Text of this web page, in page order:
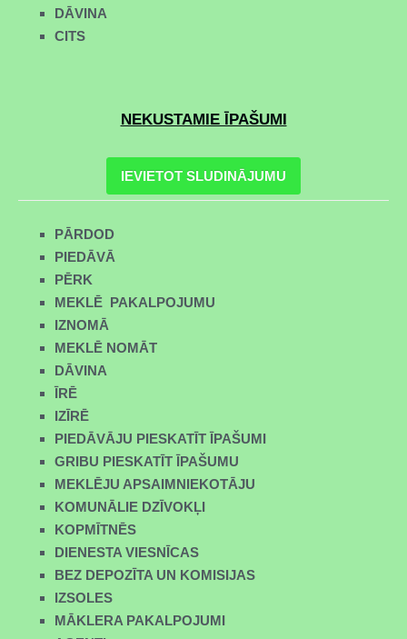
DĀVINA
CITS
NEKUSTAMIE ĪPAŠUMI
IEVIETOT SLUDINĀJUMU
PĀRDOD
PIEDĀVĀ
PĒRK
MEKLĒ PAKALPOJUMU
IZNOMĀ
MEKLĒ NOMĀT
DĀVINA
ĪRĒ
IZĪRĒ
PIEDĀVĀJU PIESKATĪT ĪPAŠUMI
GRIBU PIESKATĪT ĪPAŠUMU
MEKLĒJU APSAIMNIEKOTĀJU
KOMUNĀLIE DZĪVOKĻI
KOPMĪTNĒS
DIENESTA VIESNĪCAS
BEZ DEPOZĪTA UN KOMISIJAS
IZSOLES
MĀKLERA PAKALPOJUMI